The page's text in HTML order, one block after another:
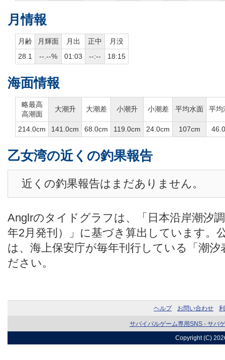
月情報
月齢 月輝面 月出 正中
月没
28.1
--.--% 01:03 --:-- 18:15
海面情報
略最高
高潮面
大潮升 大潮差 小潮升 小潮差 平均水面 平均
214.0cm 141.0cm 68.0cm 119.0cm 24.0cm 107cm
乙女湾の近くの釣果報告
近くの釣果報告はまだありません。
Anglrのタイドグラフは、「日本沿岸潮汐
年2月発刊）」に基づき算出しています。
は、海上保安庁が毎年刊行している「潮
ださい。
ヘルプ お問い合わせ
サバイバルゲーム専用SNS - サバ
Copyright (C)